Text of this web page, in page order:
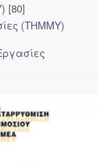
[80]
(ΤΗΜΜΥ)